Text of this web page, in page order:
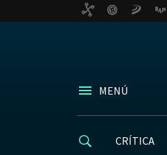
MENÚ
CRÍTICA